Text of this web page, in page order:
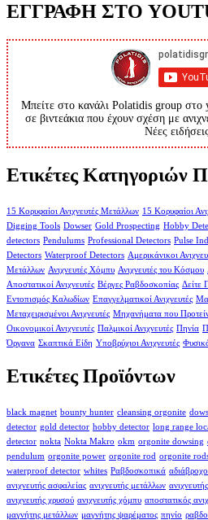
ΕΓΓΡΑΦΗ ΣΤΟ
Μπείτε στο κανάλι Polatidis group στο
σε βιντεάκια που έχουν σχέση με
Νέες
Ετικέτες Κατηγοριών
15 Κορυφαίοι Ανιχνευτές Μετάλλων 15 Κορυφαίοι
Digging Tools Dowser Gold Prospecting Hobby
detectors Pendulums Professional Detectors Pulse
Detectors Waterproof Detectors Αμερικάνικοι
Μετάλλων Ανιχνευτές Χόμπυ Ανιχνευτές του Κόσμου
Αποστατικοί Ανιχνευτές Βέργες Ραβδοσκοπίας Δείτε
Εντοπισμός Καλωδίων Επαγγελματικοί Ανιχνευτές
Μεταχειρισμένοι Ανιχνευτές Μηχανήματα που
Οικονομικοί Ανιχνευτές Παλμικοί Ανιχνευτές Πηνία
Όργανα Σκαπτικά Είδη Υποβρύχιοι Ανιχνευτές
Ετικέτες Προϊόντων
black magnet bounty hunter cleansing orgonite
detector gold detector hobby detector long range
detector nokta Nokta Makro okm orgonite dowsing
pendulum orgonite power orgonite rod orgonite
waterproof detector whites Ραβδοσκοπικά
ανιχνευτής ασφαλείας ανιχνευτής μετάλλων
ανιχνευτής χρυσού ανιχνευτής χόμπυ αποστατικός
μαγνήτης μετάλλων μαγνήτης ψαρέματος πηνίο